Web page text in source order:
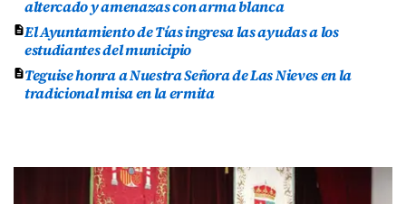
altercado y amenazas con arma blanca
El Ayuntamiento de Tías ingresa las ayudas a los
estudiantes del municipio
Teguise honra a Nuestra Señora de Las Nieves en la
tradicional misa en la ermita